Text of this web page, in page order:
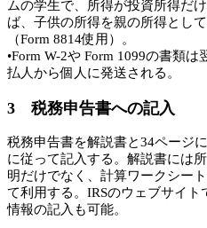
ムの学生で、所得が投資所得だ
ば、子供の所得を親の所得とし
（Form 8814使用）。
•Form W-2や Form 1099の書類
払人から個人に発送される。
3 税務申告書への記入
税務申告書を解説書と34ページ
に従って記入する。解説書には
明だけでなく、計算ワークシー
て利用する。IRSのウェブサイ
情報の記入も可能。